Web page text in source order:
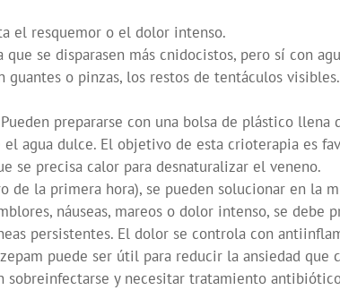
el resquemor o el dolor intenso.
se disparasen más cnidocistos, pero sí con
o pinzas, los restos de tentáculos visibles.
prepararse con una bolsa de plástico
agua dulce. El objetivo de esta crioterapia es
se precisa calor para desnaturalizar el veneno.
la primera hora), se pueden solucionar en la
náuseas, mareos o dolor intenso, se
persistentes. El dolor se controla con
puede ser útil para reducir la ansiedad que
y necesitar tratamiento